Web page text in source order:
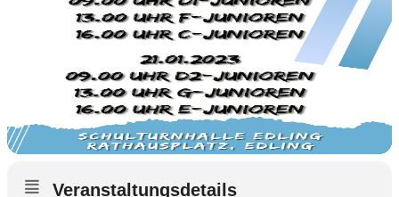
Veranstaltungsdetails